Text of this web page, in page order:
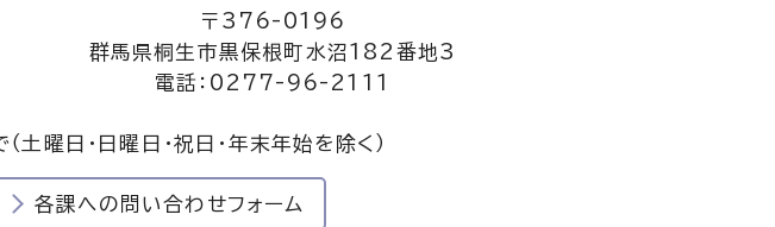
〒376-0196
群馬県桐生市黒保根町水沼182番地3
電話：0277-96-2111
（土曜日・日曜日・祝日・年末年始を除く）
各課への問い合わせフォーム